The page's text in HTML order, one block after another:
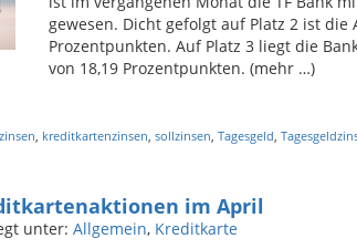
gewesen. Dicht gefolgt auf Platz 2 ist die
Prozentpunkten. Auf Platz 3 liegt die
von 18,19 Prozentpunkten. (mehr …)
kreditkartenzinsen sollzinsen Tagesgeld
im April
unter: Allgemein, Kreditkarte